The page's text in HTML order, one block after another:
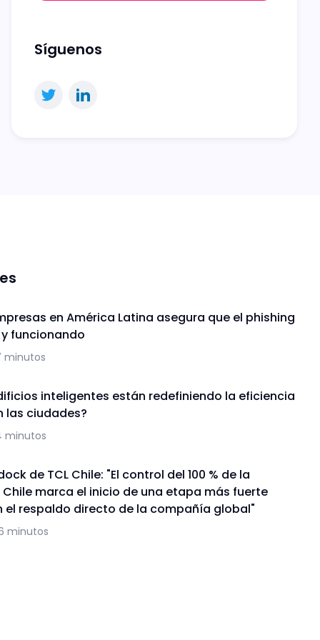
Síguenos
en América Latina asegura que el phishing
funcionando
minutos
inteligentes están redefiniendo la eficiencia
las ciudades?
minutos
de TCL Chile: "El control del 100 % de la
marca el inicio de una etapa más fuerte
el respaldo directo de la compañía global"
minutos